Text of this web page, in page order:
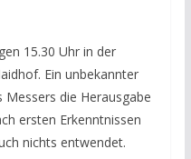
15.30 Uhr in der
Ein unbekannter
die Herausgabe
ersten Erkenntnissen
nichts entwendet.